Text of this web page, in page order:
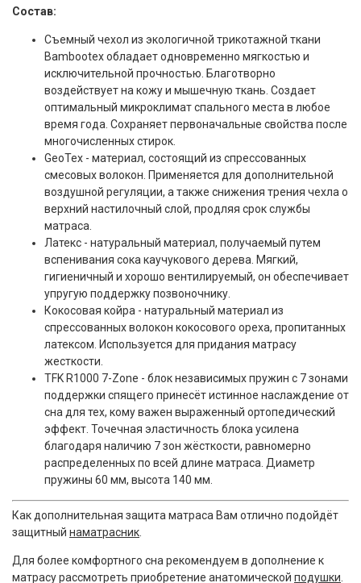
Состав:
Съемный чехол из экологичной трикотажной ткани
Bambootex обладает одновременно мягкостью и
исключительной прочностью. Благотворно
воздействует на кожу и мышечную ткань. Создает
оптимальный микроклимат спального места в любое
время года. Сохраняет первоначальные свойства после
многочисленных стирок.
GeoTex - материал, состоящий из спрессованных
смесовых волокон. Применяется для дополнительной
воздушной регуляции, а также снижения трения чехла о
верхний настилочный слой, продляя срок службы
матраса.
Латекс - натуральный материал, получаемый путем
вспенивания сока каучукового дерева. Мягкий,
гигиеничный и хорошо вентилируемый, он обеспечивает
упругую поддержку позвоночнику.
Кокосовая койра - натуральный материал из
спрессованных волокон кокосового ореха, пропитанных
латексом. Используется для придания матрасу
жесткости.
TFK R1000 7-Zone - блок независимых пружин с 7 зонами
поддержки спящего принесёт истинное наслаждение от
сна для тех, кому важен выраженный ортопедический
эффект. Точечная эластичность блока усилена
благодаря наличию 7 зон жёсткости, равномерно
распределенных по всей длине матраса. Диаметр
пружины 60 мм, высота 140 мм.
Как дополнительная защита матраса Вам отлично подойдёт
защитный наматрасник
Для более комфортного сна рекомендуем в дополнение к
матрасу рассмотреть приобретение анатомической подушки